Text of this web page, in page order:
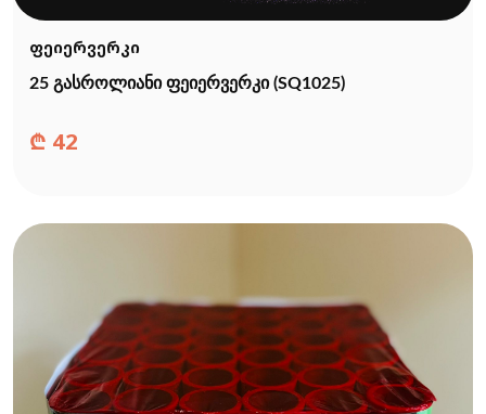
ფეიერვერკი
25 გასროლიანი ფეიერვერკი (SQ1025)
₾ 42